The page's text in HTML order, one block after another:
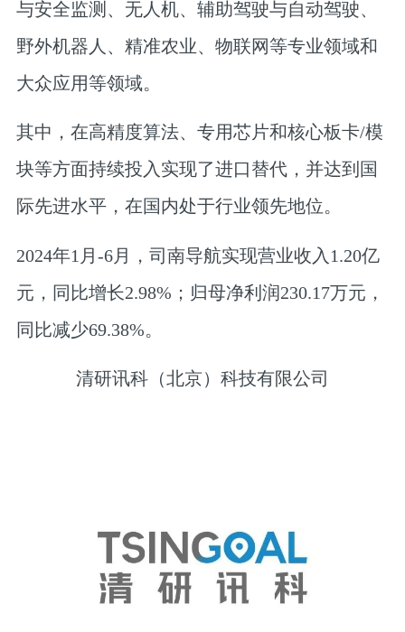
与安全监测、无人机、辅助驾驶与自动驾驶、
野外机器人、精准农业、物联网等专业领域和
大众应用等领域。
其中，在高精度算法、专用芯片和核心板卡/模
块等方面持续投入实现了进口替代，并达到国
际先进水平，在国内处于行业领先地位。
2024年1月-6月，司南导航实现营业收入1.20亿
元，同比增长2.98%；归母净利润230.17万元，
同比减少69.38%。
清研讯科（北京）科技有限公司